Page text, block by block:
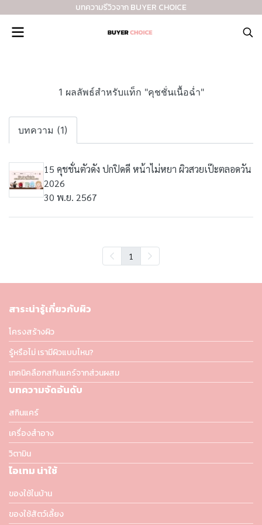
บทความรีวิวจาก BUYER CHOICE
1 ผลลัพธ์สำหรับแท็ก "คุชชั่นเนื้อฉ่ำ"
บทความ (1)
15 คุชชั่นตัวดัง ปกปิดดี หน้าไม่หยา ผิวสวยเป๊ะตลอดวัน
2026
30 พ.ย. 2567
1
สาระน่ารู้เกี่ยวกับผิว
โครงสร้างผิว
รู้หรือไม่ เรามีผิวแบบไหน?
เทคนิคลือกสกินแคร์จากส่วนผสม
บทความจัดอันดับ
สกินแคร์
เครื่องสำอาง
วิตามิน
ไอเทม น่าใช้
ของใช้ในบ้าน
ของใช้สัตว์เลี้ยง